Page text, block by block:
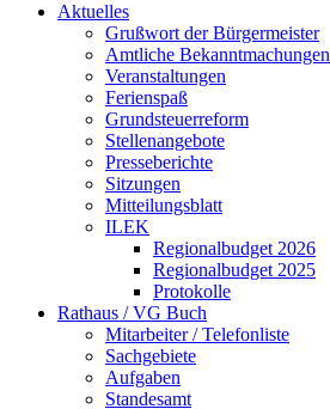
Aktuelles
Grußwort der Bürgermeister
Amtliche Bekanntmachungen
Veranstaltungen
Ferienspaß
Grundsteuerreform
Stellenangebote
Presseberichte
Sitzungen
Mitteilungsblatt
ILEK
Regionalbudget 2026
Regionalbudget 2025
Protokolle
Rathaus / VG Buch
Mitarbeiter / Telefonliste
Sachgebiete
Aufgaben
Standesamt